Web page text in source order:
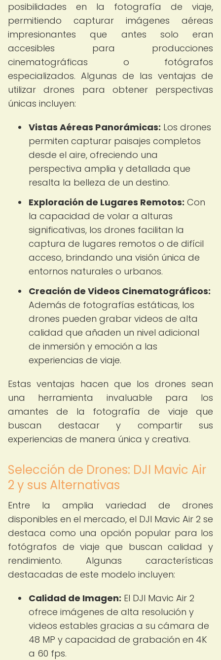
posibilidades en la fotografía de viaje,
permitiendo capturar imágenes aéreas
impresionantes que antes solo eran
accesibles para producciones
cinematográficas o fotógrafos
especializados. Algunas de las ventajas de
utilizar drones para obtener perspectivas
únicas incluyen:
Vistas Aéreas Panorámicas: Los drones
permiten capturar paisajes completos
desde el aire, ofreciendo una
perspectiva amplia y detallada que
resalta la belleza de un destino.
Exploración de Lugares Remotos: Con
la capacidad de volar a alturas
significativas, los drones facilitan la
captura de lugares remotos o de difícil
acceso, brindando una visión única de
entornos naturales o urbanos.
Creación de Videos Cinematográficos:
Además de fotografías estáticas, los
drones pueden grabar videos de alta
calidad que añaden un nivel adicional
de inmersión y emoción a las
experiencias de viaje.
Estas ventajas hacen que los drones sean
una herramienta invaluable para los
amantes de la fotografía de viaje que
buscan destacar y compartir sus
experiencias de manera única y creativa.
Selección de Drones: DJI Mavic Air
2 y sus Alternativas
Entre la amplia variedad de drones
disponibles en el mercado, el DJI Mavic Air 2 se
destaca como una opción popular para los
fotógrafos de viaje que buscan calidad y
rendimiento. Algunas características
destacadas de este modelo incluyen:
Calidad de Imagen: El DJI Mavic Air 2
ofrece imágenes de alta resolución y
videos estables gracias a su cámara de
48 MP y capacidad de grabación en 4K
a 60 fps.